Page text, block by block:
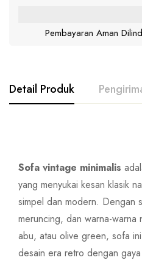
Pembayaran Aman
Detail Produk
Sofa vintage minimalis
yang menyukai kesan klasik
simpel dan modern. Dengan
meruncing, dan warna-
abu, atau olive green, sofa
desain era retro dengan gaya